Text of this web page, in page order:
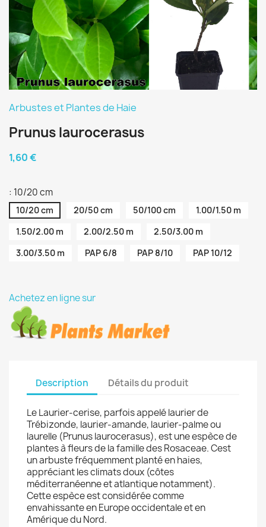
Arbustes et Plantes de Haie
Prunus laurocerasus
1,60 €
: 10/20 cm
10/20 cm 20/50 cm 50/100 cm
1.00/1.50 m
1.50/2.00 m
2.00/2.50 m
2.50/3.00 m
3.00/3.50 m
PAP 6/8 PAP 8/10 PAP 10/12
Achetez en ligne sur
Description Détails du produit
Le Laurier-cerise, parfois appelé laurier de
Trébizonde, laurier-amande, laurier-palme ou
laurelle (Prunus laurocerasus), est une espèce de
plantes à fleurs de la famille des Rosaceae. Cest
un arbuste fréquemment planté en haies,
appréciant les climats doux (côtes
méditerranéenne et atlantique notamment).
Cette espèce est considérée comme
envahissante en Europe occidentale et en
Amérique du Nord.